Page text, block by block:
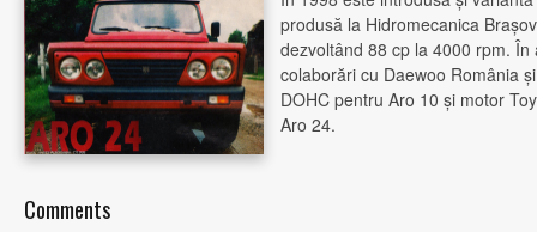
produsă la Hidromecanica
dezvoltând 88 cp la 4000 rpm.
colaborări cu Daewoo România
DOHC pentru Aro 10 şi motor
Aro 24.
Comments